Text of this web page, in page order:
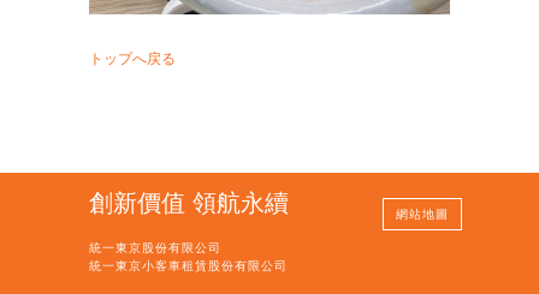
トップへ戻る
創新價值 領航永續
統一東京股份有限公司
統一東京小客車租賃股份有限公司
網站地圖